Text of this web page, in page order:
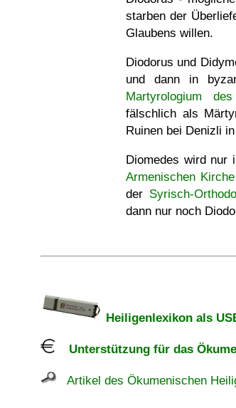
starben der
Glaubens willen.
Diodorus und
und dann in
Martyrologium
fälschlich als
Ruinen bei Denizli
Diomedes wird nur
Armenischen Kirche
der Syrisch-
dann nur noch
Heiligenlexikon als
Unterstützung für das
Artikel des Ökumenischen